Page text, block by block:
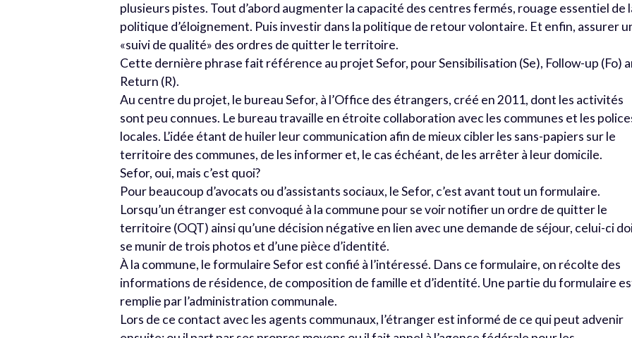
plusieurs pistes. Tout d’abord augmenter la capacité des centres fermés, rouage essentiel de
politique d’éloignement. Puis investir dans la politique de retour volontaire. Et enfin, assurer
«suivi de qualité» des ordres de quitter le territoire.
Cette dernière phrase fait référence au projet Sefor, pour Sensibilisation (Se), Follow-up (Fo)
Return (R).
Au centre du projet, le bureau Sefor, à l’Office des étrangers, créé en 2011, dont les activités
sont peu connues. Le bureau travaille en étroite collaboration avec les communes et les
locales. L’idée étant de huiler leur communication afin de mieux cibler les sans-papiers sur le
territoire des communes, de les informer et, le cas échéant, de les arrêter à leur domicile.
Sefor, oui, mais c’est quoi?
Pour beaucoup d’avocats ou d’assistants sociaux, le Sefor, c’est avant tout un formulaire.
Lorsqu’un étranger est convoqué à la commune pour se voir notifier un ordre de quitter le
territoire (OQT) ainsi qu’une décision négative en lien avec une demande de séjour, celui-ci
se munir de trois photos et d’une pièce d’identité.
À la commune, le formulaire Sefor est confié à l’intéressé. Dans ce formulaire, on récolte des
informations de résidence, de composition de famille et d’identité. Une partie du formulaire
remplie par l’administration communale.
Lors de ce contact avec les agents communaux, l’étranger est informé de ce qui peut advenir